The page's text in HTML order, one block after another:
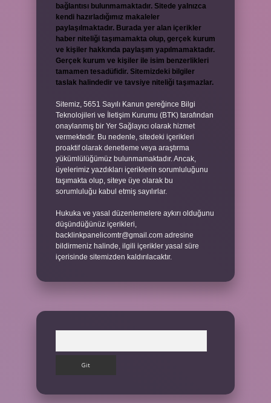
bağlantısı bulunmamaktadır. Sitede yalnızca
kendi hazırladığımız makaleler
paylaşılmaktadır. Burada yer alan içerikler
haber niteliği taşımamakta olup, gerçek kurum
ve kişiler hakkında paylaşım yapılmamaktadır.
Gerçek kurum ve kişiler ile isim benzerlikleri
tamamen tesadüfidir. Sitemizdeki bilgiler
taslak halindedir ve tavsiye niteliği taşımazlar.
Sitemiz, 5651 Sayılı Kanun gereğince Bilgi
Teknolojileri ve İletişim Kurumu (BTK) tarafından
onaylanmış bir Yer Sağlayıcı olarak hizmet
vermektedir. Bu nedenle, sitedeki içerikleri
proaktif olarak denetleme veya araştırma
yükümlülüğümüz bulunmamaktadır. Ancak,
üyelerimiz yazdıkları içeriklerin sorumluluğunu
taşımakta olup, siteye üye olarak bu
sorumluluğu kabul etmiş sayılırlar.
Hukuka ve yasal düzenlemelere aykırı olduğunu
düşündüğünüz içerikleri,
backlinkpanelicomtr@gmail.com adresine
bildirmeniz halinde, ilgili içerikler yasal süre
içerisinde sitemizden kaldırılacaktır.